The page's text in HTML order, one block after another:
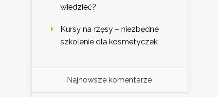
wiedzieć?
Kursy na rzęsy – niezbędne
szkolenie dla kosmetyczek
Najnowsze komentarze